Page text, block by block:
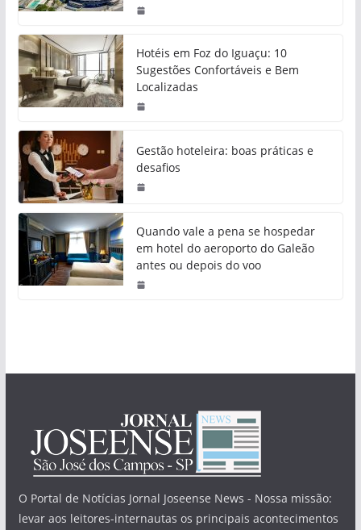
Hotéis em Foz do Iguaçu: 10
Sugestões Confortáveis e Bem
Localizadas
Gestão hoteleira: boas práticas e
desafios
Quando vale a pena se hospedar
em hotel do aeroporto do Galeão
antes ou depois do voo
O Portal de Notícias Jornal Joseense News - Nossa missão:
levar aos leitores-internautas os principais acontecimentos